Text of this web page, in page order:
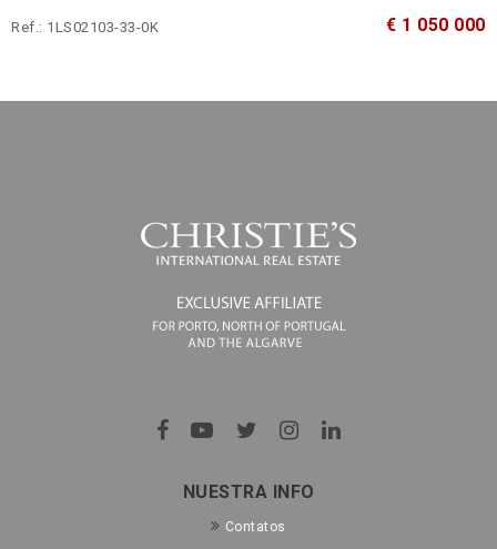
Ref.: 1LS02103-33-0K € 1 050 000
NUESTRA INFO
Contatos